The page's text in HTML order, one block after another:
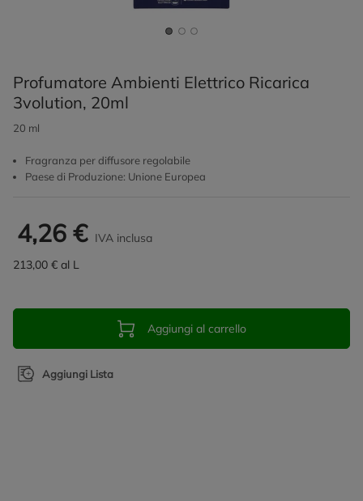
Profumatore Ambienti Elettrico Ricarica
3volution, 20ml
20 ml
Fragranza per diffusore regolabile
Paese di Produzione: Unione Europea
4,26 € IVA inclusa
213,00 € al L
Aggiungi al carrello
Aggiungi Lista